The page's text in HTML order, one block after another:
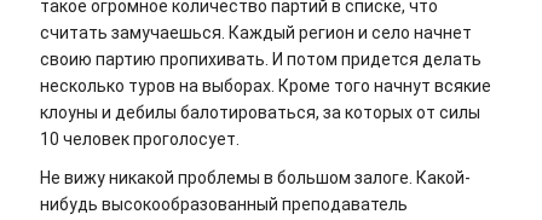
такое огромное количество партий в списке, что
считать замучаешься. Каждый регион и село начнет
своию партию пропихивать. И потом придется делать
несколько туров на выборах. Кроме того начнут всякие
клоуны и дебилы балотироваться, за которых от силы
10 человек проголосует.
Не вижу никакой проблемы в большом залоге. Какой-
нибудь высокообразованный преподаватель